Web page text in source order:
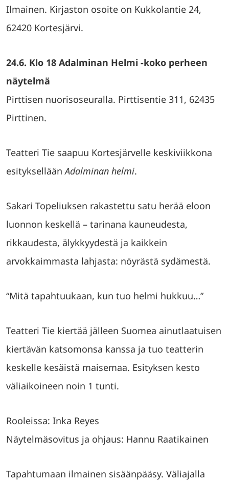
Ilmainen. Kirjaston osoite on Kukkolantie 24,
62420 Kortesjärvi.
24.6. Klo 18 Adalminan Helmi -koko perheen
näytelmä
Pirttisen nuorisoseuralla. Pirttisentie 311, 62435
Pirttinen.
Teatteri Tie saapuu Kortesjärvelle keskiviikkona
esitykselläänAdalminan helmi.
Sakari Topeliuksen rakastettu satu herää eloon
luonnon keskellä – tarinana kauneudesta,
rikkaudesta, älykkyydestä ja kaikkein
arvokkaimmasta lahjasta: nöyrästä sydämestä.
“Mitä tapahtuukaan, kun tuo helmi hukkuu…”
Teatteri Tie kiertää jälleen Suomea ainutlaatuisen
kiertävän katsomonsa kanssa ja tuo teatterin
keskelle kesäistä maisemaa. Esityksen kesto
väliaikoineen noin 1 tunti.
Rooleissa: Inka Reyes
Näytelmäsovitus ja ohjaus: Hannu Raatikainen
Tapahtumaan ilmainen sisäänpääsy. Väliajalla